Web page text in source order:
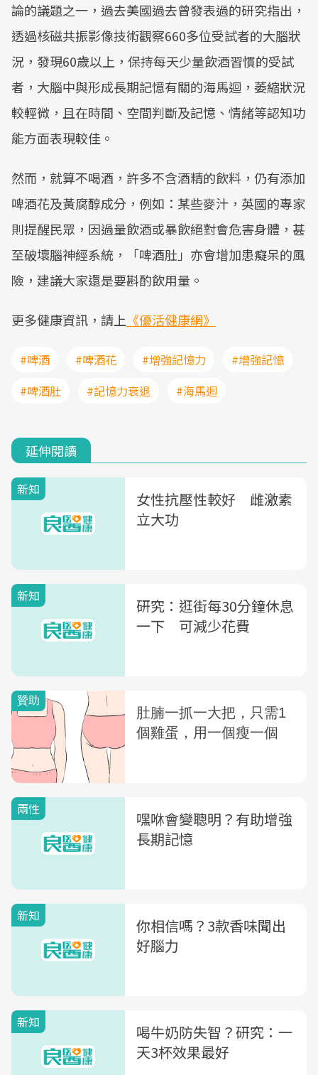
論的議題之一，過去美國過去曾發表過的研究指出，
透過核磁共振影像技術觀察660多位受試者的大腦狀
況，發現60歲以上，保持每天少量飲酒習慣的受試
者，大腦中與形成長期記憶有關的海馬迴，萎縮狀況
較輕微，且在時間、空間判斷及記憶、情緒等認知功
能方面表現較佳。
然而，就算不喝酒，許多不含酒精的飲料，仍有添加
啤酒花及黃腐醇成分，例如：某些麥汁，英國的專家
則提醒民眾，因過量飲酒或暴飲絕對會危害身體，甚
至破壞腦神經系統，「啤酒肚」亦會增加患癡呆的風
險，建議大家還是要斟酌飲用量。
更多健康資訊，請上 《優活健康網》
#啤酒 #啤酒花 #增強記憶力
#增強記憶
#啤酒肚
#記憶力衰退 #海馬迴
延伸閱讀
新知
女性抗壓性較好 雌激素
立大功
新知
研究：逛街每30分鐘休息
一下 可減少花費
兩性
嘿咻會變聰明？有助增強
長期記憶
新知
你相信嗎？3款香味聞出
好腦力
新知
喝牛奶防失智？研究：一
天3杯效果最好